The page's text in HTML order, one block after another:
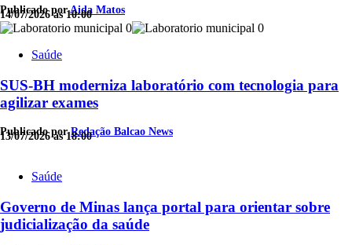
Publicado porAida Matos
14/07/2026 às 10:00
Saúde
SUS-BH moderniza laboratório com tecnologia para
agilizar exames
Publicado porRedação Balcao News
13/07/2026 às 18:00
Saúde
Governo de Minas lança portal para orientar sobre
judicialização da saúde